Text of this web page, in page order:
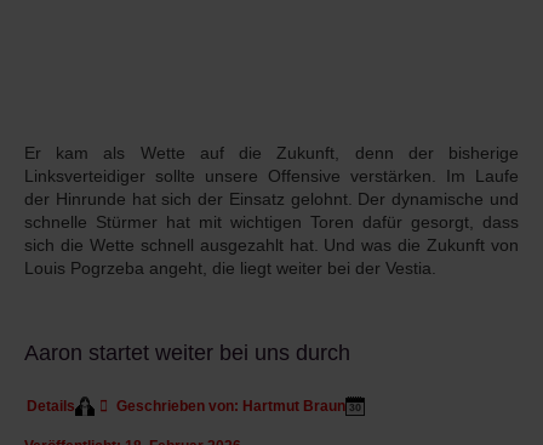
Er kam als Wette auf die Zukunft, denn der bisherige
Linksverteidiger sollte unsere Offensive verstärken. Im Laufe
der Hinrunde hat sich der Einsatz gelohnt. Der dynamische und
schnelle Stürmer hat mit wichtigen Toren dafür gesorgt, dass
sich die Wette schnell ausgezahlt hat. Und was die Zukunft von
Louis Pogrzeba angeht, die liegt weiter bei der Vestia.
Aaron startet weiter bei uns durch
Details Geschrieben von: Hartmut Braun